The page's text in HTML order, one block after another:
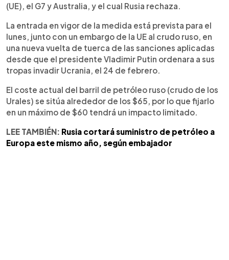
(UE), el G7 y Australia, y el cual Rusia rechaza.
La entrada en vigor de la medida está prevista para el
lunes, junto con un embargo de la UE al crudo ruso, en
una nueva vuelta de tuerca de las sanciones aplicadas
desde que el presidente Vladimir Putin ordenara a sus
tropas invadir Ucrania, el 24 de febrero.
El coste actual del barril de petróleo ruso (crudo de los
Urales) se sitúa alrededor de los $65, por lo que fijarlo
en un máximo de $60 tendrá un impacto limitado.
LEE TAMBIÉN: Rusia cortará suministro de petróleo a
Europa este mismo año, según embajador